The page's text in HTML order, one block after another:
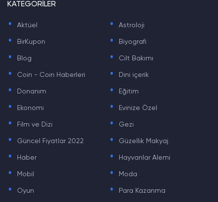
KATEGORİLER
. Aktüel . Astroloji
. BirKupon . Biyografi
. Blog . Cilt Bakımı
. Coin - Coin Haberleri . Dini içerik
. Donanım . Eğitim
. Ekonomi . Evinize Özel
. Film ve Dizi . Gezi
. Güncel Fiyatlar 2022 . Güzellik Makyaj
. Haber . Hayvanlar Alemi
. Mobil . Moda
. Oyun . Para Kazanma